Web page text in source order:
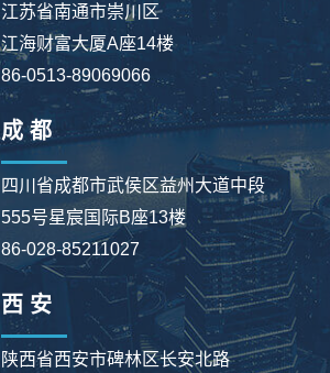
江苏省南通市崇川区
江海财富大厦A座14楼
86-0513-89069066
成 都
四川省成都市武侯区益州大道中段
555号星宸国际B座13楼
86-028-85211027
西 安
陕西省西安市碑林区长安北路